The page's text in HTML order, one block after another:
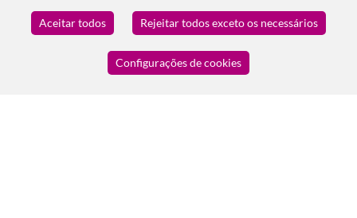
Aceitar todos Rejeitar todos exceto os necessários
Configurações de cookies